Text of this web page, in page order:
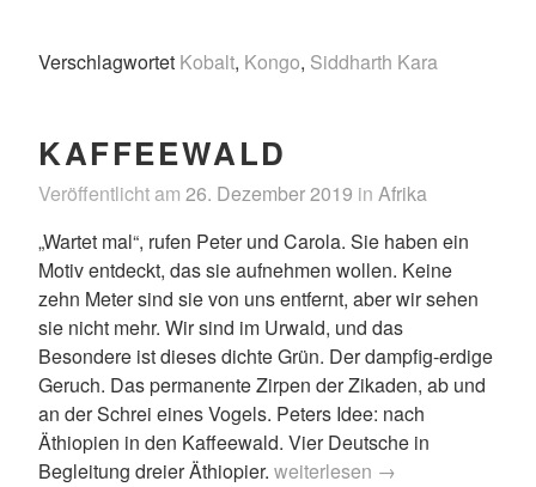
Verschlagwortet Kobalt, Kongo, Siddharth Kara
KAFFEEWALD
Veröffentlicht am 26. Dezember 2019 in Afrika
„Wartet mal“, rufen Peter und Carola. Sie haben ein
Motiv entdeckt, das sie aufnehmen wollen. Keine
zehn Meter sind sie von uns entfernt, aber wir sehen
sie nicht mehr. Wir sind im Urwald, und das
Besondere ist dieses dichte Grün. Der dampfig-erdige
Geruch. Das permanente Zirpen der Zikaden, ab und
an der Schrei eines Vogels. Peters Idee: nach
Äthiopien in den Kaffeewald. Vier Deutsche in
Begleitung dreier Äthiopier. „Kaffeewald“
weiterlesen →